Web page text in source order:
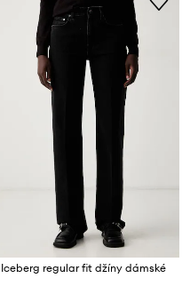
Iceberg regular fit džíny dámské